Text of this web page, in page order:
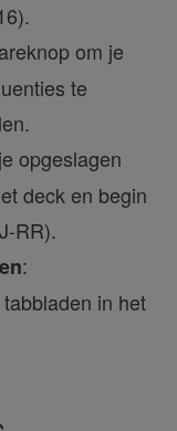
om je
te
opgeslagen
deck en begin
RR).
:
in het